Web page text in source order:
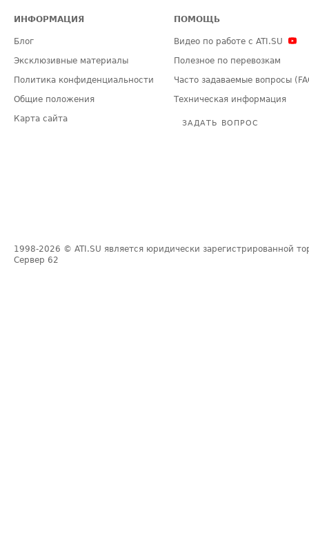
ИНФОРМАЦИЯ
Блог
Эксклюзивные материалы
Политика конфиденциальности
Общие положения
Карта сайта
ПОМОЩЬ
Видео по работе с ATI.SU
Полезное по перевозкам
Часто задаваемые вопросы
Техническая информация
ЗАДАТЬ ВОПРОС
1998-2026 © ATI.SU является юридически зарегистрированной
Сервер 62